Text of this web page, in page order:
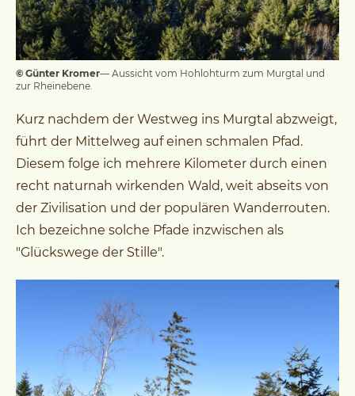
© Günter Kromer— Aussicht vom Hohlohturm zum Murgtal und
zur Rheinebene.
Kurz nachdem der Westweg ins Murgtal abzweigt,
führt der Mittelweg auf einen schmalen Pfad.
Diesem folge ich mehrere Kilometer durch einen
recht naturnah wirkenden Wald, weit abseits von
der Zivilisation und der populären Wanderrouten.
Ich bezeichne solche Pfade inzwischen als
"Glückswege der Stille".